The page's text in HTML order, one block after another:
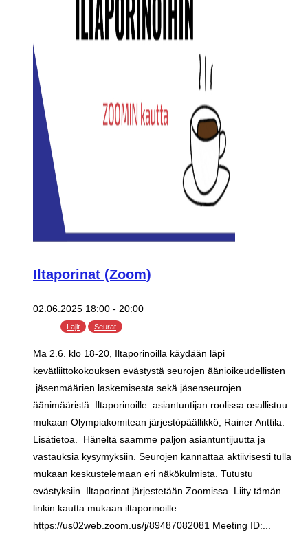
Iltaporinat (Zoom)
02.06.2025 18:00 - 20:00
Lajit Seurat
Ma 2.6. klo 18-20, Iltaporinoilla käydään läpi
kevätliittokokouksen evästystä seurojen äänioikeudellisten
jäsenmäärien laskemisesta sekä jäsenseurojen
äänimääristä. Iltaporinoille asiantuntijan roolissa osallistuu
mukaan Olympiakomitean järjestöpäällikkö, Rainer Anttila.
Lisätietoa. Häneltä saamme paljon asiantuntijuutta ja
vastauksia kysymyksiin. Seurojen kannattaa aktiivisesti tulla
mukaan keskustelemaan eri näkökulmista. Tutustu
evästyksiin. Iltaporinat järjestetään Zoomissa. Liity tämän
linkin kautta mukaan iltaporinoille.
https://us02web.zoom.us/j/89487082081 Meeting ID:...